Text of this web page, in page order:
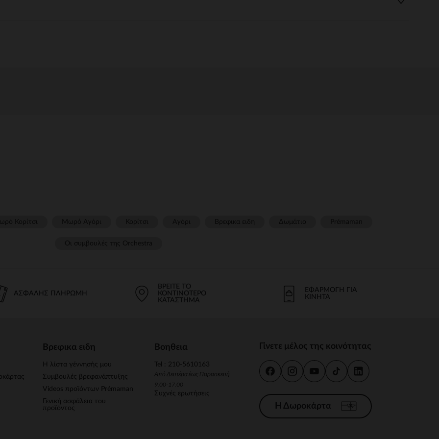
ΑΣΦΑΛΉΣ ΠΛΗΡΩΜΉ
ΒΡΕΊΤΕ ΤΟ
ΚΟΝΤΙΝΌΤΕΡΟ
ΚΑΤΆΣΤΗΜΑ
ΕΦΑΡΜΟΓΉ ΓΙΑ
ΚΙΝΗΤΆ
Βρεφικα ειδη
Η λίστα γέννησής μου
Συμβουλές βρεφανάπτυξης
Videos προϊόντων Prémaman
Γενική ασφάλεια του
προϊόντος
Βοηθεια
Tel : 210-5610163
Από Δευτέρα έως Παρασκευή
9.00-17.00
Συχνές ερωτήσεις
Γίνετε μέλος της κοινότητας
Η Δωροκάρτα